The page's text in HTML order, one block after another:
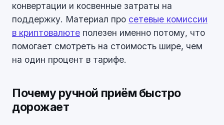
конвертации и косвенные затраты на
поддержку. Материал про сетевые комиссии
в криптовалюте полезен именно потому, что
помогает смотреть на стоимость шире, чем
на один процент в тарифе.
Почему ручной приём быстро
дорожает